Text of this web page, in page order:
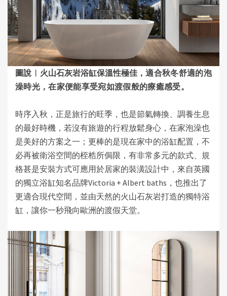
圖說︱ 火山石灰岩浴缸保溫性極佳 ，適合秋冬舒適的泡
澡時光，在家便能享受宛如渡假般的療癒感受。
時序入秋，正是旅行的旺季，也是節氣轉換、調養生息
的最好時機，若沒有旅遊的行程放鬆身心，在家泡澡也
是美好的方案之一；更棒的是現在家中的浴缸配置，不
必再被衛浴空間的桎梏所侷限 ，有非常多元的款式、規
格甚是安裝方式可應用於居家的裝潢設計中，來自英國
的獨立浴缸知名品牌Victoria + Albert baths ，也推出了
更適合現代空間，並由天然的火山石灰岩打造的獨特浴
缸 ，讓你一秒飛向歐洲的渡假天堂。